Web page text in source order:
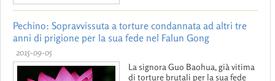
Pechino: Sopravvissuta a torture condannata ad altri tre
anni di prigione per la sua fede nel Falun Gong
2015-09-05
La signora Guo Baohua, già vitima
di torture brutali per la sua fede